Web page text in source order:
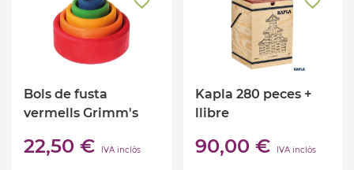
Bols de fusta
vermells Grimm's
22,50 € IVA inclòs
Kapla 280 peces +
llibre
90,00 € IVA inclòs